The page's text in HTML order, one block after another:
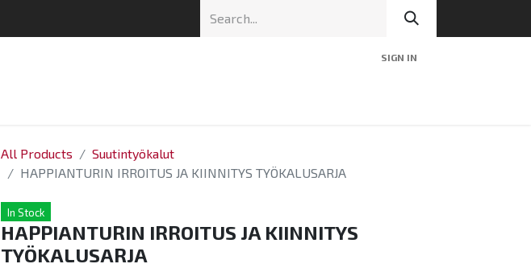
SIGN IN
All Products
Suutintyökalut
HAPPIANTURIN IRROITUS JA KIINNITYS TYÖKALUSARJA
In Stock
HAPPIANTURIN IRROITUS JA KIINNITYS
TYÖKALUSARJA